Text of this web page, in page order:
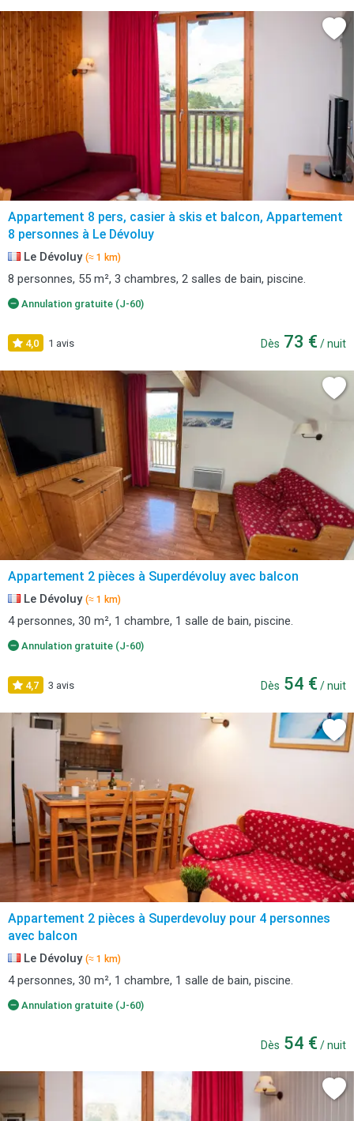
Appartement 8 pers, casier à skis et balcon, Appartement
8 personnes à Le Dévoluy
Le Dévoluy (≈ 1 km)
8 personnes, 55 m², 3 chambres, 2 salles de bain, piscine.
Annulation gratuite (J-60)
4,0 1 avis Dès 73 € / nuit
Appartement 2 pièces à Superdévoluy avec balcon
Le Dévoluy (≈ 1 km)
4 personnes, 30 m², 1 chambre, 1 salle de bain, piscine.
Annulation gratuite (J-60)
4,7 3 avis Dès 54 € / nuit
Appartement 2 pièces à Superdevoluy pour 4 personnes
avec balcon
Le Dévoluy (≈ 1 km)
4 personnes, 30 m², 1 chambre, 1 salle de bain, piscine.
Annulation gratuite (J-60)
Dès 54 € / nuit